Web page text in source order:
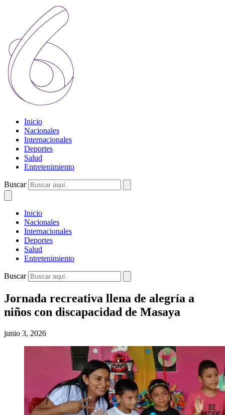
Inicio
Nacionales
Internacionales
Deportes
Salud
Entretenimiento
Buscar
Inicio
Nacionales
Internacionales
Deportes
Salud
Entretenimiento
Buscar
Jornada recreativa llena de alegría a
niños con discapacidad de Masaya
junio 3, 2026